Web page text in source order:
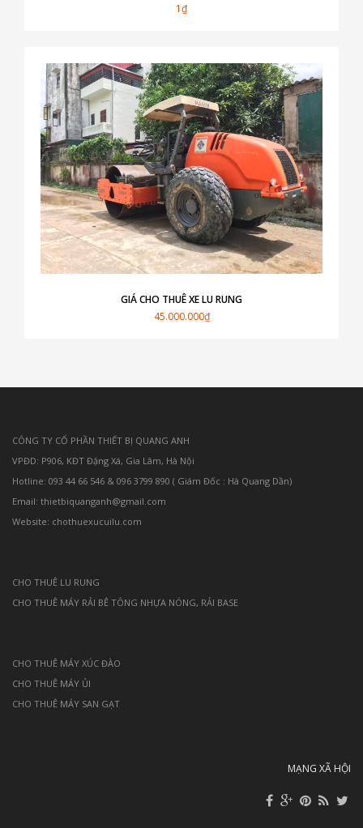
1₫
GIÁ CHO THUÊ XE LU RUNG
45.000.000₫
CÔNG TY CỔ PHẦN THIẾT BỊ QUANG ANH
VPĐD: P906, KĐT Đặng Xá, Gia Lâm, Hà Nội
Hotline: 093 44 66 546 & 096 3799 890 ( Giám Đốc : Hà Quang Dần)
Email: thietbiquanganh@gmail.com
Website: chothuexucuilu.com
CHO THUÊ LU RUNG
CHO THUÊ MÁY RẢI BÊ TÔNG NHỰA NÓNG, RẢI BASE
CHO THUÊ MÁY XÚC ĐÀO
CHO THUÊ MÁY ỦI
CHO THUÊ MÁY SAN GẠT
MẠNG XÃ HỘI